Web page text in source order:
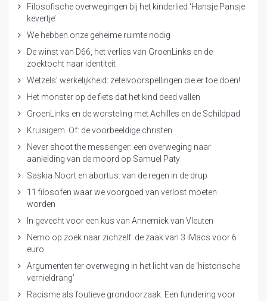
Filosofische overwegingen bij het kinderlied ‘Hansje Pansje
kevertje’
We hebben onze geheime ruimte nodig
De winst van D66, het verlies van GroenLinks en de
zoektocht naar identiteit
Wetzels’ werkelijkheid: zetelvoorspellingen die er toe doen!
Het monster op de fiets dat het kind deed vallen
GroenLinks en de worsteling met Achilles en de Schildpad
Kruisigem. Of: de voorbeeldige christen
Never shoot the messenger: een overweging naar
aanleiding van de moord op Samuel Paty
Saskia Noort en abortus: van de regen in de drup
11 filosofen waar we voorgoed van verlost moeten
worden
In gevecht voor een kus van Annemiek van Vleuten
Nemo op zoek naar zichzelf: de zaak van 3 iMacs voor 6
euro
Argumenten ter overweging in het licht van de ‘historische
vernieldrang’
Racisme als foutieve grondoorzaak: Een fundering voor